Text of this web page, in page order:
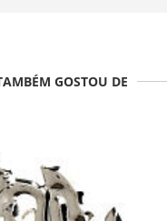
GOSTOU DE